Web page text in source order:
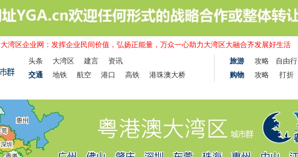
大湾区企业网：发挥企业民间价值，弘扬正能量，万众一心助力大湾区大融合齐发展好生活
头条
大湾区 建言
资讯
交通
地铁 航空 港口 高铁 港珠澳大桥
旅游 攻略 自由行
购物
攻略 打折